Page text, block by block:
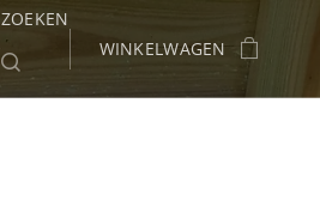
ZOEKEN
WINKELWAGEN